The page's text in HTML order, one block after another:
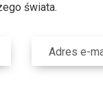
świata.
Adres e-